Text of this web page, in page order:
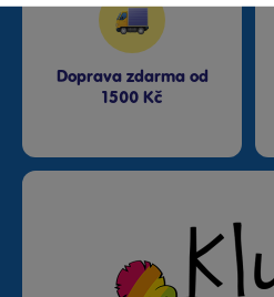
Doprava zdarma od
1500 Kč